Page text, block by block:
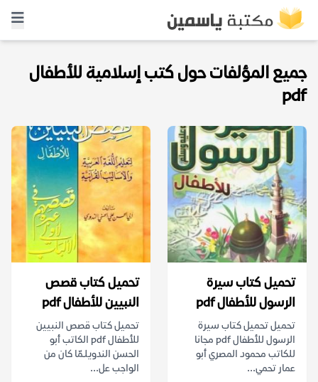
جميع المؤلفات حول كتب إسلامية للأطفال
pdf
تحميل كتاب سيرة
الرسول للأطفال pdf
تحميل تحميل كتاب سيرة
الرسول للأطفال pdf مجانا
للكاتب محمود المصري أبو
عمار تحمي...
تحميل كتاب قصص
النبيين للأطفال pdf
تحميل كتاب قصص النبيين
للأطفال pdf الكاتب أبو
الحسن الندويلـمّا كان من
الواجب عل...